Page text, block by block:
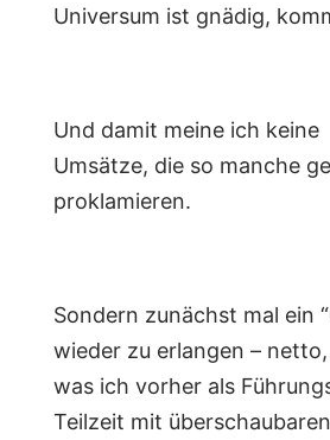
Universum ist gnädig,
Und damit meine ich
Umsätze, die so manche
proklamieren.
Sondern zunächst mal ein
wieder zu erlangen –
was ich vorher als
Teilzeit mit